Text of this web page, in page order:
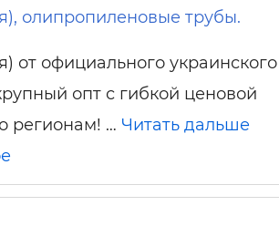
олипропиленовые трубы.
от официального украинского
опт с гибкой ценовой
регионам! … Читать дальше